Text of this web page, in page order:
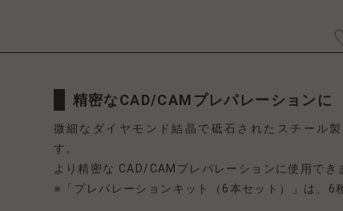
精密なCAD/CAMプレパレーションに
微細なダイヤモンド結晶で砥石されたスチール
す。
より精密な CAD/CAMプレパレーションに使用でき
※「プレパレーションキット（6本セット）」は、6